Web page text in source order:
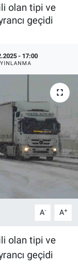
olan tipi ve
geçidi
- 17:00
A- A+
olan tipi ve
geçidi